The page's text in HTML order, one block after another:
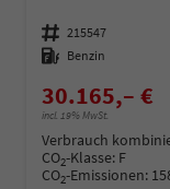
Fahrzeugnummer 215547
Kraftstoff Benzin
30.165,– €
incl. 19% MwSt.
Verbrauch
CO2-Klasse: F
CO2-Emissionen: